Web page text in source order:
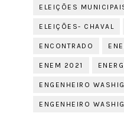
ELEIÇÕES
ELEIÇÕES- CHAVAL
ENCONTRADO
ENEM 2021
ENGENHEIRO
ENGENHEIRO